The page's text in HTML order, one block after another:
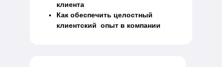
клиента
Как обеспечить целостный
клиентский опыт в компании